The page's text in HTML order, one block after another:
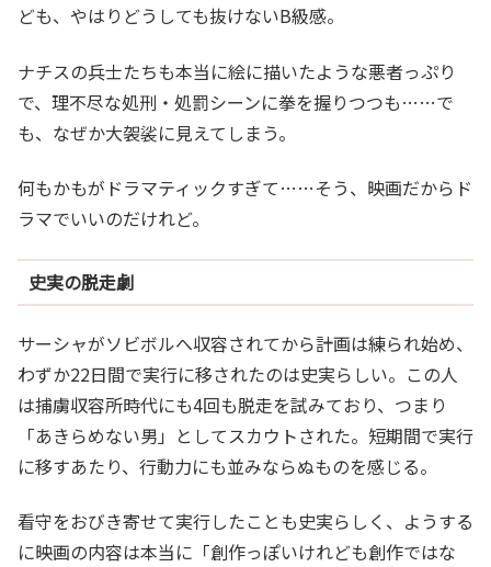
ども、やはりどうしても抜けないB級感。
ナチスの兵士たちも本当に絵に描いたような悪者っぷり
で、理不尽な処刑・処罰シーンに拳を握りつつも……で
も、なぜか大袈裟に見えてしまう。
何もかもがドラマティックすぎて……そう、映画だからド
ラマでいいのだけれど。
史実の脱走劇
サーシャがソビボルへ収容されてから計画は練られ始め、
わずか22日間で実行に移されたのは史実らしい。この人
は捕虜収容所時代にも4回も脱走を試みており、つまり
「あきらめない男」としてスカウトされた。短期間で実行
に移すあたり、行動力にも並みならぬものを感じる。
看守をおびき寄せて実行したことも史実らしく、ようする
に映画の内容は本当に「創作っぽいけれども創作ではな